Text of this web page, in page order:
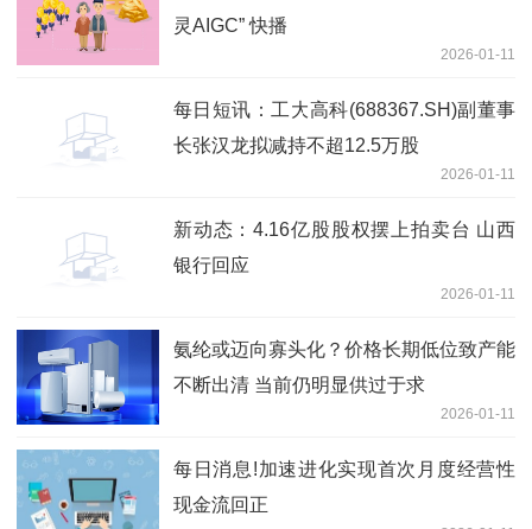
灵AIGC” 快播
2026-01-11
每日短讯：工大高科(688367.SH)副董事
长张汉龙拟减持不超12.5万股
2026-01-11
新动态：4.16亿股股权摆上拍卖台 山西
银行回应
2026-01-11
氨纶或迈向寡头化？价格长期低位致产能
不断出清 当前仍明显供过于求
2026-01-11
每日消息!加速进化实现首次月度经营性
现金流回正